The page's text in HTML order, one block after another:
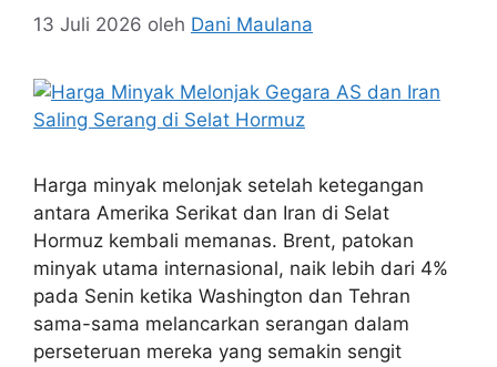
13 Juli 2026 oleh Dani Maulana
Harga minyak melonjak setelah ketegangan
antara Amerika Serikat dan Iran di Selat
Hormuz kembali memanas. Brent, patokan
minyak utama internasional, naik lebih dari 4%
pada Senin ketika Washington dan Tehran
sama-sama melancarkan serangan dalam
perseteruan mereka yang semakin sengit